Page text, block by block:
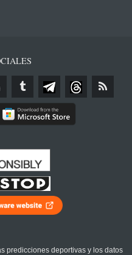
predicciones deportivas y los datos